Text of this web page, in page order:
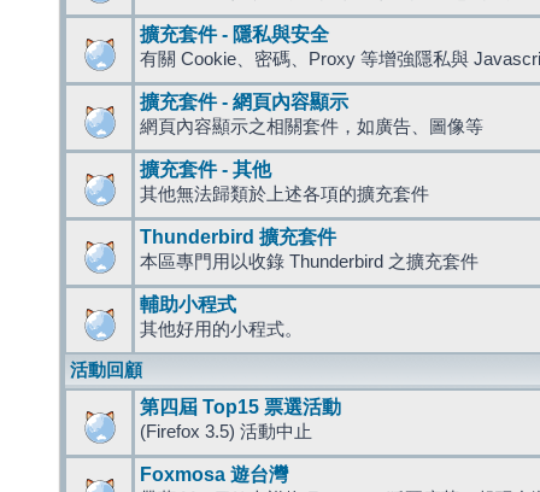
擴充套件 - 隱私與安全
有關 Cookie、密碼、Proxy 等增強隱私與
擴充套件 - 網頁內容顯示
網頁內容顯示之相關套件，如廣告、圖像等
擴充套件 - 其他
其他無法歸類於上述各項的擴充套件
Thunderbird 擴充套件
本區專門用以收錄 Thunderbird 之擴充套件
輔助小程式
其他好用的小程式。
活動回顧
第四屆 Top15 票選活動
(Firefox 3.5) 活動中止
Foxmosa 遊台灣